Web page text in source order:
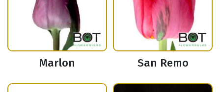
Marlon San Remo